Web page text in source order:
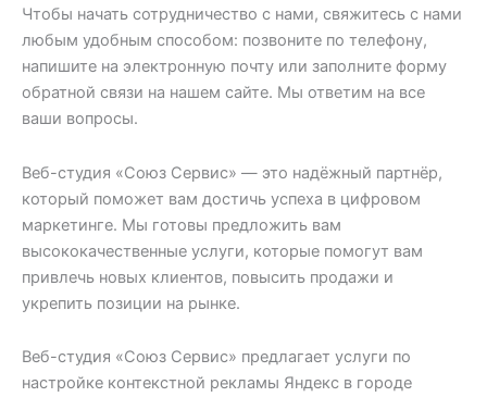
Чтобы начать сотрудничество с нами, свяжитесь с нами
любым удобным способом: позвоните по телефону,
напишите на электронную почту или заполните форму
обратной связи на нашем сайте. Мы ответим на все
ваши вопросы.
Веб-студия «Союз Сервис» — это надёжный партнёр,
который поможет вам достичь успеха в цифровом
маркетинге. Мы готовы предложить вам
высококачественные услуги, которые помогут вам
привлечь новых клиентов, повысить продажи и
укрепить позиции на рынке.
Веб-студия «Союз Сервис» предлагает услуги по
настройке контекстной рекламы Яндекс в городе